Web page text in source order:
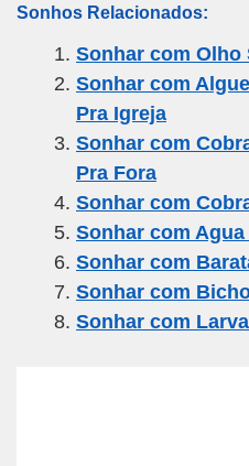
ail c
e
b
o
o
k
tt
er
e
gr
a
m
s
Sonhos Relacionados:
Sonhar com Olho
Sonhar com
Pra Igreja
Sonhar com
Pra Fora
Sonhar com
Sonhar com
Sonhar com
Sonhar com
Sonhar com